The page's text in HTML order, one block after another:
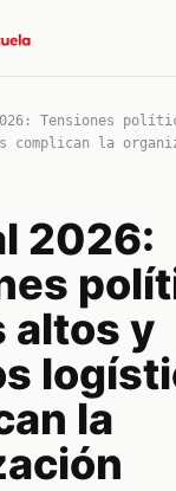
Tensiones
complican la
2026:
altos y
la